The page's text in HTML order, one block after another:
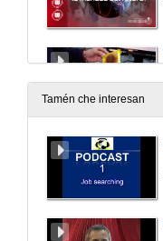
Tamén che interesan